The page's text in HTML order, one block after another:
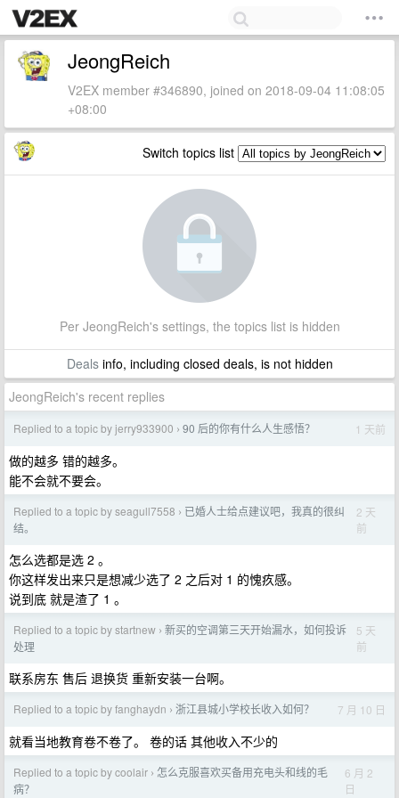
JeongReich
V2EX member #346890, joined on 2018-09-04 11:08:05
+08:00
Switch topics list
Per JeongReich's settings, the topics list is hidden
Dealsinfo, including closed deals, is not hidden
JeongReich's recent replies
Replied to a topic by jerry933900 › 90 后的你有什么人生感悟？ 1 天前
做的越多 错的越多。
能不会就不要会。
Replied to a topic by seagull7558 › 已婚人士给点建议吧，我真的很纠
结。
2 天
前
怎么选都是选 2 。
你这样发出来只是想减少选了 2 之后对 1 的愧疚感。
说到底 就是渣了 1 。
Replied to a topic by startnew › 新买的空调第三天开始漏水，如何投诉
处理
5 天
前
联系房东 售后 退换货 重新安装一台啊。
Replied to a topic by fanghaydn › 浙江县城小学校长收入如何？ 7 月 10 日
就看当地教育卷不卷了。 卷的话 其他收入不少的
Replied to a topic by coolair › 怎么克服喜欢买备用充电头和线的毛
病？
6 月 2
日